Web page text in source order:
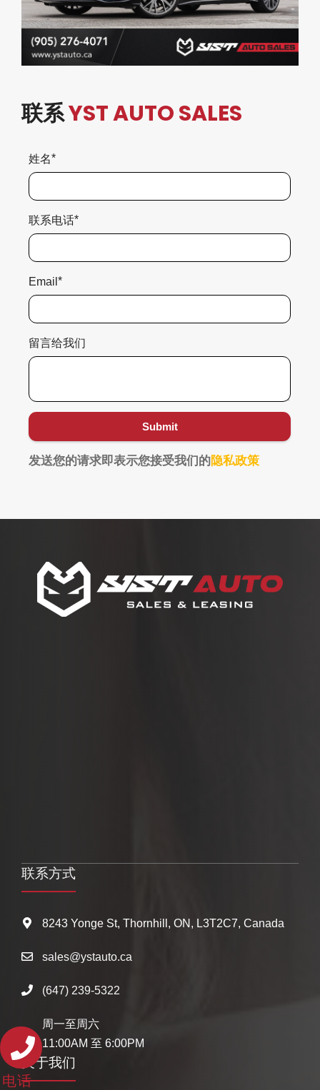
电话
联系YST AUTO SALES
姓名*
联系电话*
Email *
留言给我们
Submit
发送您的请求即表示您接受我们的隐私政策
联系方式
8243 Yonge St, Thornhill, ON, L3T2C7, Canada
sales@ystauto.ca
(647) 239-5322
周一至周六
11:00AM 至 6:00PM
关于我们